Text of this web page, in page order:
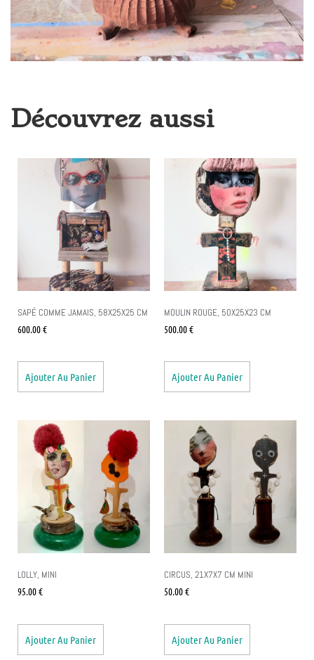
Découvrez aussi
SAPÉ COMME JAMAIS, 58X25X25 CM
600.00€
Ajouter Au Panier
MOULIN ROUGE, 50X25X23 CM
500.00€
Ajouter Au Panier
LOLLY, MINI
95.00€
Ajouter Au Panier
CIRCUS, 21X7X7 CM MINI
50.00€
Ajouter Au Panier